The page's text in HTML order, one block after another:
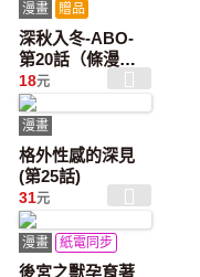
漫畫 贈品
深秋入冬-ABO-
第20話（條漫
版）
18元
漫畫
格外性感的深見
(第25話)
31元
漫畫 紙電同步
後宮之獸孕育著